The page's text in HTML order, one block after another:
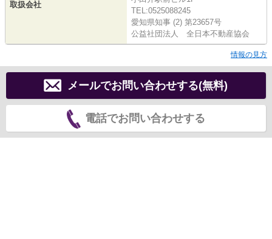
取扱会社
TEL:0525088245
愛知県知事 (2) 第23657号
公益社団法人 全日本不動産協会
情報の見方
メールでお問い合わせする(無料)
電話でお問い合わせする